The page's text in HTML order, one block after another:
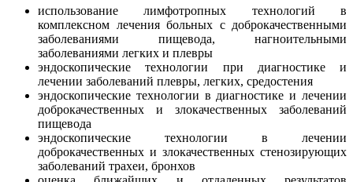
использование лимфотропных технологий в
комплексном лечения больных с доброкачественными
заболеваниями пищевода, нагноительными
заболеваниями легких и плевры
эндоскопические технологии при диагностике и
лечении заболеваний плевры, легких, средостения
эндоскопические технологии в диагностике и лечении
доброкачественных и злокачественных заболеваний
пищевода
эндоскопические технологии в лечении
доброкачественных и злокачественных стенозирующих
заболеваний трахеи, бронхов